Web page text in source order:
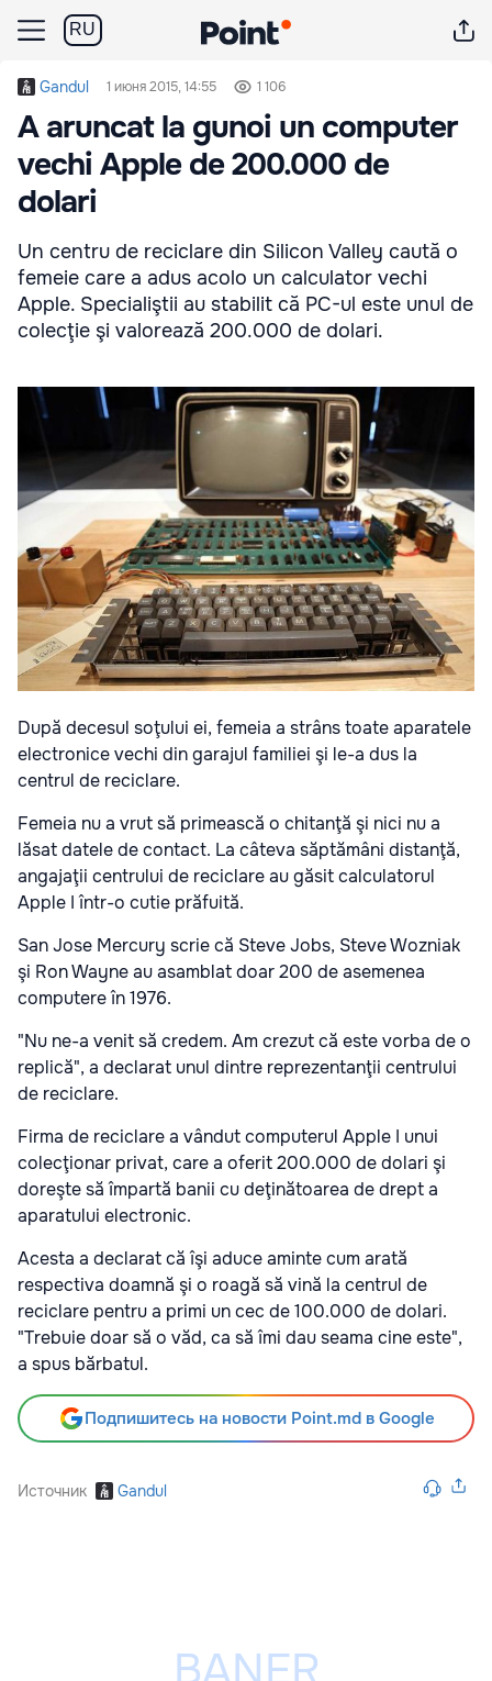
RU
Gandul 1 июня 2015, 14:55 1 106
A aruncat la gunoi un computer
vechi Apple de 200.000 de
dolari
Un centru de reciclare din Silicon Valley caută o
femeie care a adus acolo un calculator vechi
Apple. Specialiştii au stabilit că PC-ul este unul de
colecţie şi valorează 200.000 de dolari.
După decesul soţului ei, femeia a strâns toate aparatele
electronice vechi din garajul familiei şi le-a dus la
centrul de reciclare.
Femeia nu a vrut să primească o chitanţă şi nici nu a
lăsat datele de contact. La câteva săptămâni distanţă,
angajaţii centrului de reciclare au găsit calculatorul
Apple I într-o cutie prăfuită.
San Jose Mercury scrie că Steve Jobs, Steve Wozniak
şi Ron Wayne au asamblat doar 200 de asemenea
computere în 1976.
"Nu ne-a venit să credem. Am crezut că este vorba de o
replică", a declarat unul dintre reprezentanţii centrului
de reciclare.
Firma de reciclare a vândut computerul Apple I unui
colecţionar privat, care a oferit 200.000 de dolari şi
doreşte să împartă banii cu deţinătoarea de drept a
aparatului electronic.
Acesta a declarat că îşi aduce aminte cum arată
respectiva doamnă şi o roagă să vină la centrul de
reciclare pentru a primi un cec de 100.000 de dolari.
"Trebuie doar să o văd, ca să îmi dau seama cine este",
a spus bărbatul.
Подпишитесь на новости Point.md в Google
Источник Gandul